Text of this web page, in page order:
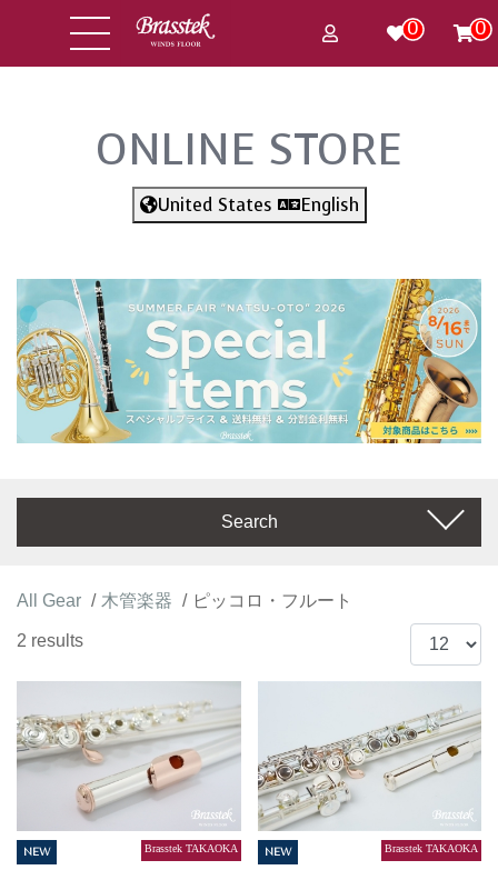
0 0
ONLINE STORE
United States English
Search
All Gear 木管楽器 ピッコロ・フルート
2 results
NEW Brasstek TAKAOKA NEW Brasstek TAKAOKA